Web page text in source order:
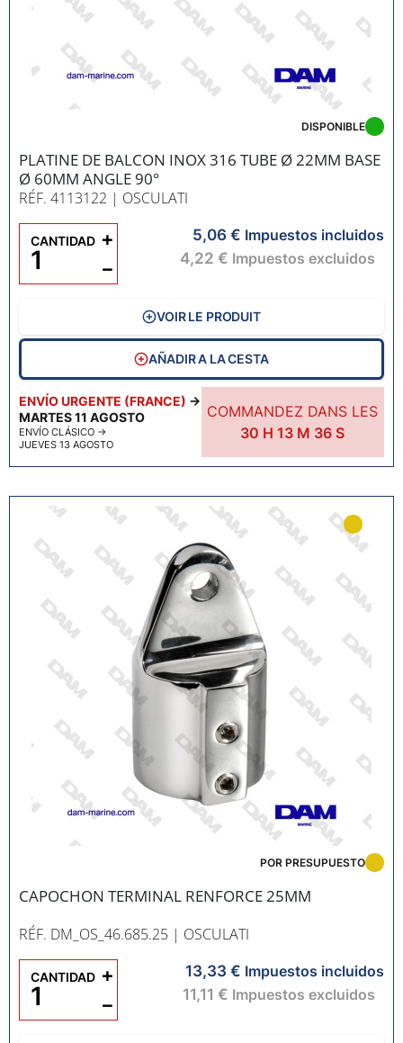
PLATINE DE BALCON INOX 316 TUBE Ø 22MM BASE
Ø 60MM ANGLE 90°
RÉF. 4113122 | OSCULATI
ENVÍO URGENTE (FRANCE) →
MARTES 11 AGOSTO
ENVÍO CLÁSICO →
JUEVES 13 AGOSTO
COMMANDEZ DANS LES
30 H13 M 35 S
DISPONIBLE
5,06 € Impuestos incluidos
4,22 € Impuestos excluidos
CANTIDAD
−
+
VOIR LE PRODUIT
AÑADIR A LA CESTA
CAPOCHON TERMINAL RENFORCE 25MM
RÉF. DM_OS_46.685.25 | OSCULATI
POR PRESUPUESTO
13,33 € Impuestos incluidos
11,11 € Impuestos excluidos
CANTIDAD
−
+